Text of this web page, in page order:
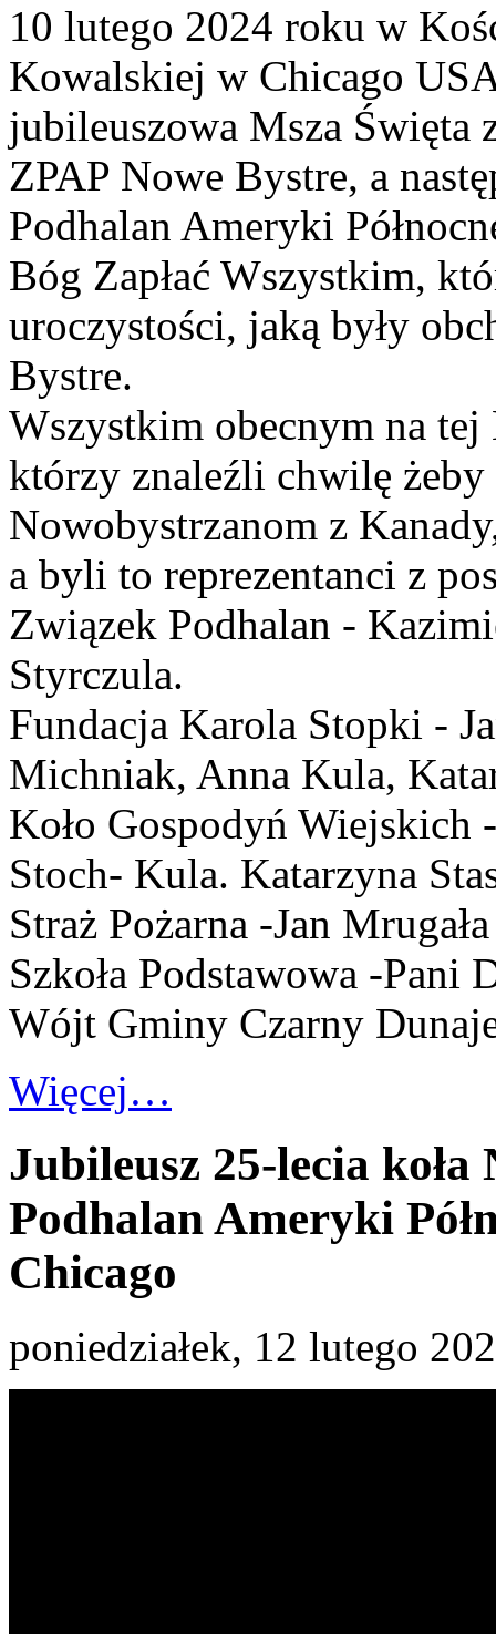
10 lutego 2024 roku w
Kowalskiej w Chicago
jubileuszowa Msza Święta
ZPAP Nowe Bystre, a
Podhalan Ameryki
Bóg Zapłać Wszystkim,
uroczystości, jaką były
Bystre.
Wszystkim obecnym na
którzy znaleźli chwilę żeby
Nowobystrzanom z
a byli to reprezentanci z
Związek Podhalan -
Styrczula.
Fundacja Karola Stopki -
Michniak, Anna Kula,
Koło Gospodyń Wiejskich
Stoch- Kula. Katarzyna
Straż Pożarna -Jan
Szkoła Podstawowa -Pani
Wójt Gminy Czarny
Więcej…
Jubileusz 25-lecia
Podhalan Ameryki
Chicago
poniedziałek, 12 lutego